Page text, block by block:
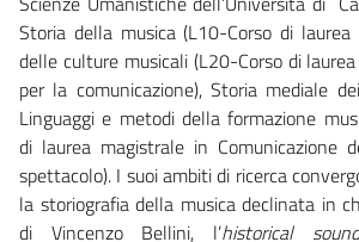
Storia della musica (L10-Corso di
delle culture musicali (L20-Corso di
per la comunicazione), Storia mediale
Linguaggi e metodi della formazione
di laurea magistrale in Comunicazione
spettacolo). I suoi ambiti di ricerca
la storiografia della musica declinata in
di Vincenzo Bellini, l’historical